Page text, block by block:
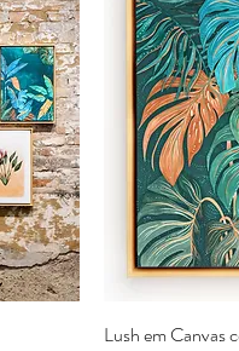
Lush em Canvas